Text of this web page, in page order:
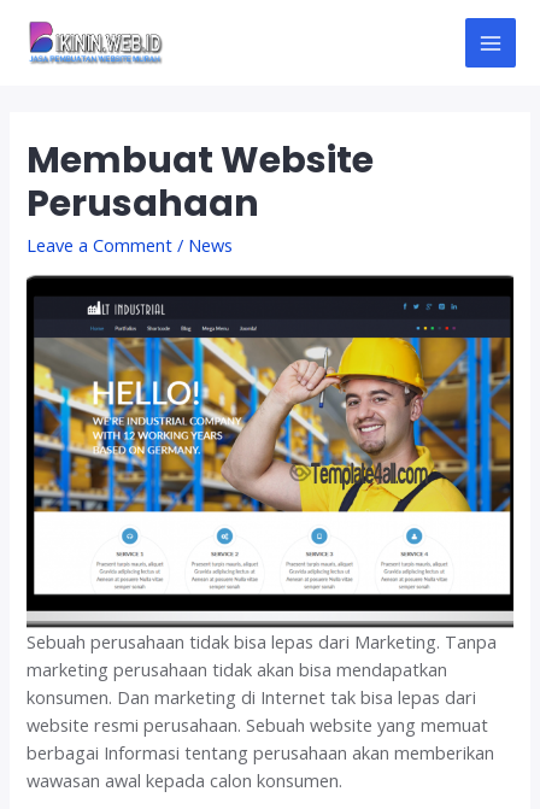
content
M
E
N
U
Membuat Website
Perusahaan
Leave a Comment / News
Sebuah perusahaan tidak bisa lepas dari Marketing. Tanpa
marketing perusahaan tidak akan bisa mendapatkan
konsumen. Dan marketing di Internet tak bisa lepas dari
website resmi perusahaan. Sebuah website yang memuat
berbagai Informasi tentang perusahaan akan memberikan
wawasan awal kepada calon konsumen.